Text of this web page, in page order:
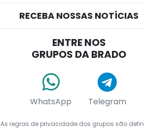
RECEBA NOSSAS NOTÍCIAS
ENTRE NOS
GRUPOS DA BRADO
WhatsApp Telegram
As regras de privacidade dos grupos são